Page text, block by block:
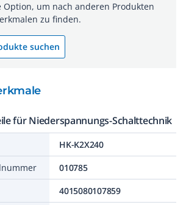
Option, um nach anderen Produkten
zu finden.
suchen
für Niederspannungs-Schalttechnik
HK-K2X240
010785
4015080107859